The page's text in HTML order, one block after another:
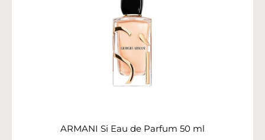
ARMANI Si Eau de Parfum 50 ml